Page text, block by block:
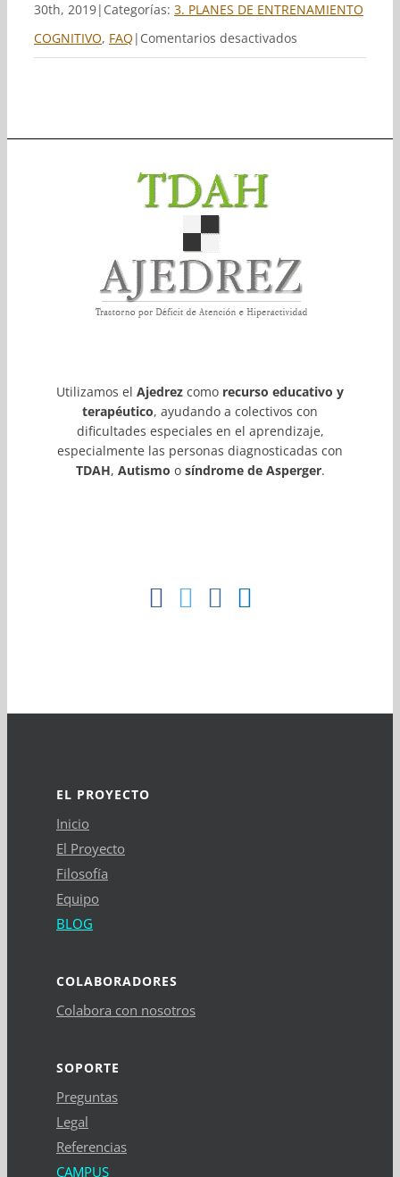
30th, 2019| Categorías: 3. PLANES DE ENTRENAMIENTO
COGNITIVO, FAQ | Comentarios desactivados
un
nivel
esto
un
problema?
Utilizamos el Ajedrez como recurso educativo y
terapéutico, ayudando a colectivos con
dificultades especiales en el aprendizaje,
especialmente las personas diagnosticadas con
TDAH, Autismo o síndrome de Asperger.
EL PROYECTO
Inicio
El Proyecto
Filosofía
Equipo
BLOG
COLABORADORES
Colabora con nosotros
SOPORTE
Preguntas
Legal
Referencias
CAMPUS